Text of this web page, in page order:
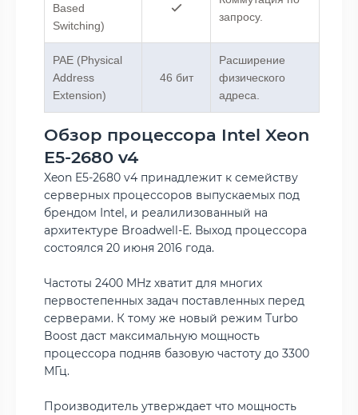
Based
Switching)
запросу.
PAE (Physical
Address
Extension)
46 бит
Расширение
физического
адреса.
Обзор процессора Intel Xeon
E5-2680 v4
Xeon E5-2680 v4 принадлежит к семейству
серверных процессоров выпускаемых под
брендом Intel, и реалилизованный на
архитектуре Broadwell-E. Выход процессора
состоялся 20 июня 2016 года.
Частоты 2400 MHz хватит для многих
первостепенных задач поставленных перед
серверами. К тому же новый режим Turbo
Boost даст максимальную мощность
процессора подняв базовую частоту до 3300
МГц.
Производитель утверждает что мощность